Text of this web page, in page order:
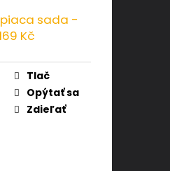
sada -
Kč
Tlač
Opýtať sa
Zdieľať